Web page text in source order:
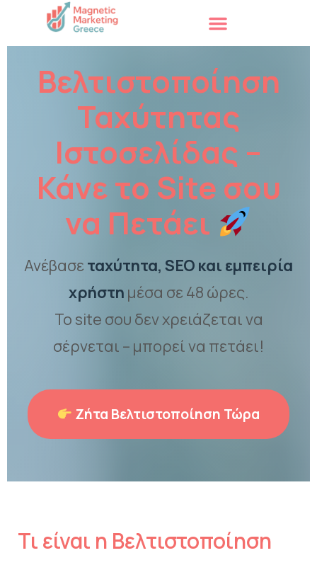
Βελτιστοποίηση
Ταχύτητας
Ιστοσελίδας –
Κάνε το Site σου
να Πετάει
Ανέβασεταχύτητα, SEO και εμπειρία
χρήστη μέσα σε 48 ώρες.
Το site σου δεν χρειάζεται να
σέρνεται – μπορεί να πετάει!
Ζήτα Βελτιστοποίηση Τώρα
Τι είναι η Βελτιστοποίηση